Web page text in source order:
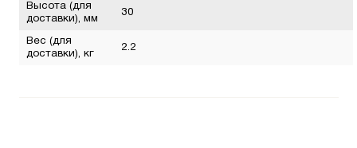
Высота (для
доставки), мм
30
Вес (для
доставки), кг
2.2